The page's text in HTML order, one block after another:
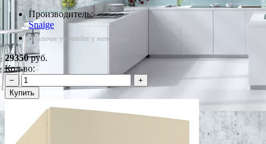
Производитель:
Snaige
*Наличие уточняйте у менеджера
29350руб.
Кол-во:
−
+
Купить